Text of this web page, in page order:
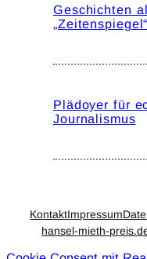
Geschichten
„Zeitenspiegel“
Plädoyer für
Journalismus
KontaktImpressum
hansel-mieth-